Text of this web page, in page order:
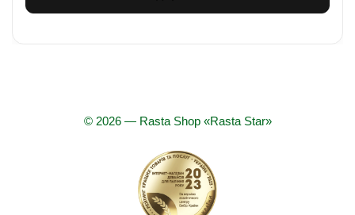
© 2026 — Rasta Shop «Rasta Star»